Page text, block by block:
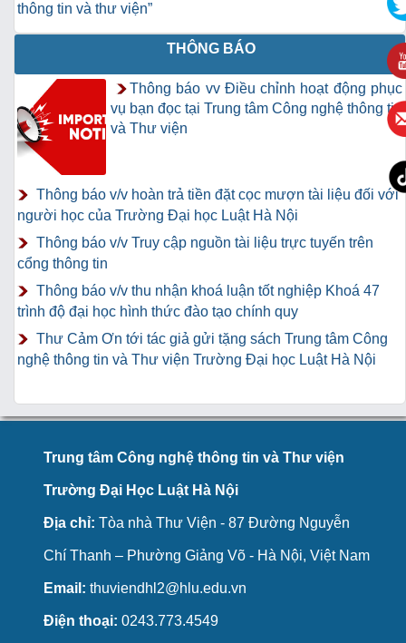
thông tin và thư viện”
THÔNG BÁO
Thông báo vv Điều chỉnh hoạt động phục
vụ bạn đọc tại Trung tâm Công nghệ thông tin
và Thư viện
Thông báo v/v hoàn trả tiền đặt cọc mượn tài liệu đối với
người học của Trường Đại học Luật Hà Nội
Thông báo v/v Truy cập nguồn tài liệu trực tuyến trên
cổng thông tin
Thông báo v/v thu nhận khoá luận tốt nghiệp Khoá 47
trình độ đại học hình thức đào tạo chính quy
Thư Cảm Ơn tới tác giả gửi tặng sách Trung tâm Công
nghệ thông tin và Thư viện Trường Đại học Luật Hà Nội
Trung tâm Công nghệ thông tin và Thư viện
Trường Đại Học Luật Hà Nội
Địa chỉ: Tòa nhà Thư Viện - 87 Đường Nguyễn
Chí Thanh – Phường Giảng Võ - Hà Nội, Việt Nam
Email: thuviendhl2@hlu.edu.vn
Điện thoại: 0243.773.4549